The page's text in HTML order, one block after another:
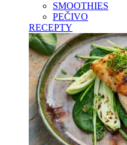
SMOOTHIES
PEČIVO
RECEPTY